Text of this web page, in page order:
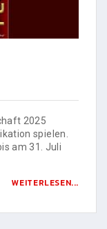
2025
spielen.
am 31. Juli
WEITERLESEN...